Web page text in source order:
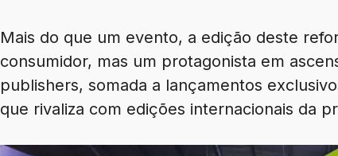
Mais do que um evento, a edição deste
consumidor, mas um protagonista em
publishers, somada a lançamentos
que rivaliza com edições internacionais da